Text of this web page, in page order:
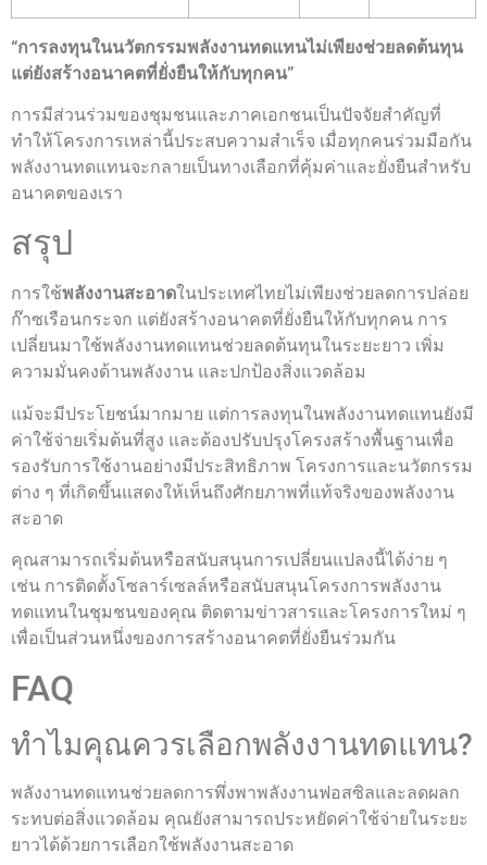
“การลงทุนในนวัตกรรมพลังงานทดแทนไม่เพียงช่วยลดต้นทุน
แต่ยังสร้างอนาคตที่ยั่งยืนให้กับทุกคน”
การมีส่วนร่วมของชุมชนและภาคเอกชนเป็นปัจจัยสำคัญที่
ทำให้โครงการเหล่านี้ประสบความสำเร็จ เมื่อทุกคนร่วมมือกัน
พลังงานทดแทนจะกลายเป็นทางเลือกที่คุ้มค่าและยั่งยืนสำหรับ
อนาคตของเรา
สรุป
การใช้พลังงานสะอาดในประเทศไทยไม่เพียงช่วยลดการปล่อย
ก๊าซเรือนกระจก แต่ยังสร้างอนาคตที่ยั่งยืนให้กับทุกคน การ
เปลี่ยนมาใช้พลังงานทดแทนช่วยลดต้นทุนในระยะยาว เพิ่ม
ความมั่นคงด้านพลังงาน และปกป้องสิ่งแวดล้อม
แม้จะมีประโยชน์มากมาย แต่การลงทุนในพลังงานทดแทนยังมี
ค่าใช้จ่ายเริ่มต้นที่สูง และต้องปรับปรุงโครงสร้างพื้นฐานเพื่อ
รองรับการใช้งานอย่างมีประสิทธิภาพ โครงการและนวัตกรรม
ต่าง ๆ ที่เกิดขึ้นแสดงให้เห็นถึงศักยภาพที่แท้จริงของพลังงาน
สะอาด
คุณสามารถเริ่มต้นหรือสนับสนุนการเปลี่ยนแปลงนี้ได้ง่าย ๆ
เช่น การติดตั้งโซลาร์เซลล์หรือสนับสนุนโครงการพลังงาน
ทดแทนในชุมชนของคุณ ติดตามข่าวสารและโครงการใหม่ ๆ
เพื่อเป็นส่วนหนึ่งของการสร้างอนาคตที่ยั่งยืนร่วมกัน
FAQ
ทำไมคุณควรเลือกพลังงานทดแทน?
พลังงานทดแทนช่วยลดการพึ่งพาพลังงานฟอสซิลและลดผลก
ระทบต่อสิ่งแวดล้อม คุณยังสามารถประหยัดค่าใช้จ่ายในระยะ
ยาวได้ด้วยการเลือกใช้พลังงานสะอาด